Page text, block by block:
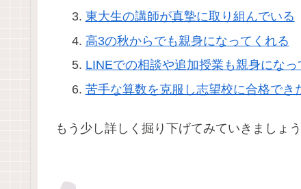
東大生の講師が真摯に取り組んでいる
高3の秋からでも親身になってくれる
LINEでの相談や追加授業も親身になっ
苦手な算数を克服し志望校に合格でき
もう少し詳しく掘り下げてみていきましょう